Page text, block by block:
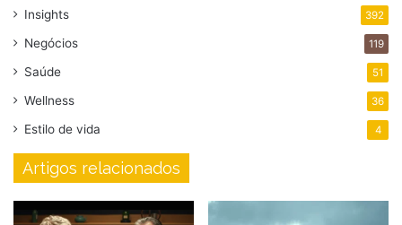
Insights 392
Negócios 119
Saúde 51
Wellness 36
Estilo de vida 4
Artigos relacionados